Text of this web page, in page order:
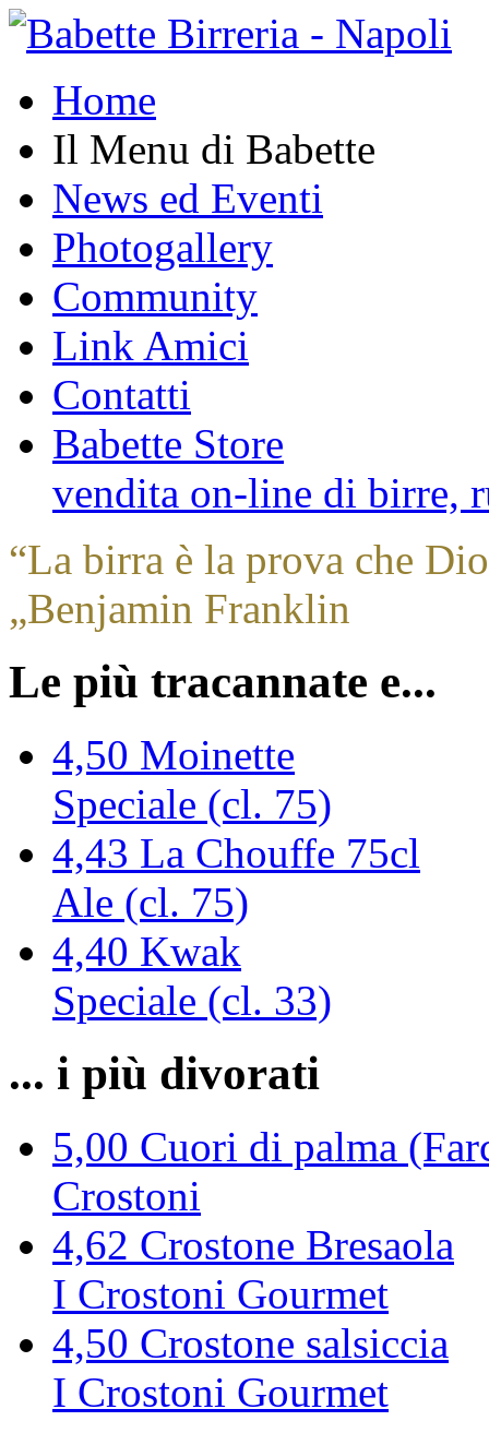
Home
Il Menu di Babette
News ed Eventi
Photogallery
Community
Link Amici
Contatti
Babette Store
vendita on-line di birre,
“La birra è la prova che
„Benjamin Franklin
Le più tracannate e...
4,50 Moinette
Speciale (cl. 75)
4,43 La Chouffe 75cl
Ale (cl. 75)
4,40 Kwak
Speciale (cl. 33)
... i più divorati
5,00 Cuori di palma
Crostoni
4,62 Crostone Bresaola
I Crostoni Gourmet
4,50 Crostone salsiccia
I Crostoni Gourmet